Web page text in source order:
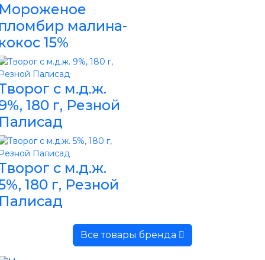
малина-
15%
с м.д.ж.
180 г, Резной
с м.д.ж.
180 г, Резной
Все товары бренда